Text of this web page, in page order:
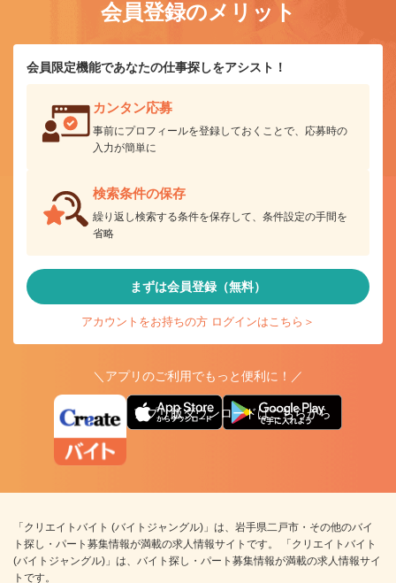
会員登録のメリット
会員限定機能であなたの仕事探しをアシスト！
カンタン応募
事前にプロフィールを登録しておくことで、応募時の
入力が簡単に
検索条件の保存
繰り返し検索する条件を保存して、条件設定の手間を
省略
まずは会員登録（無料）
アカウントをお持ちの方 ログインはこちら＞
＼アプリのご利用でもっと便利に！／
アプリ版ダウンロードはこちらから
「クリエイトバイト (バイトジャングル)」は、岩手県二戸市・その他のバイ
ト探し・パート募集情報が満載の求人情報サイトです。 「クリエイトバイト
(バイトジャングル)」は、バイト探し・パート募集情報が満載の求人情報サイ
トです。